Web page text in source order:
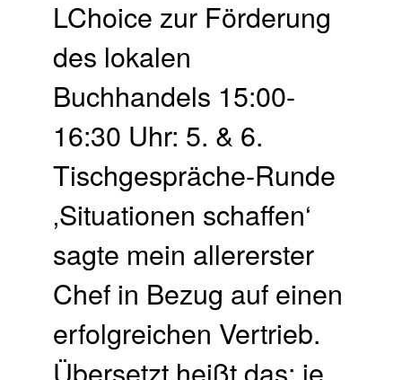
LChoice zur Förderung
des lokalen
Buchhandels 15:00-
16:30 Uhr: 5. & 6.
Tischgespräche-Runde
‚Situationen schaffen‘
sagte mein allererster
Chef in Bezug auf einen
erfolgreichen Vertrieb.
Übersetzt heißt das: je